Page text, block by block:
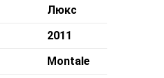
Люкс
2011
Montale